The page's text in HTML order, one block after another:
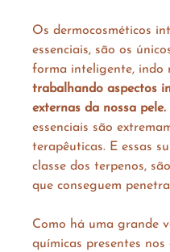
Os dermocosméticos
essenciais, são os
forma inteligente, indo
trabalhando aspectos
externas da nossa pele.
essenciais são
terapêuticas. E essas
classe dos terpenos,
que conseguem
Como há uma grande
químicas presentes nos